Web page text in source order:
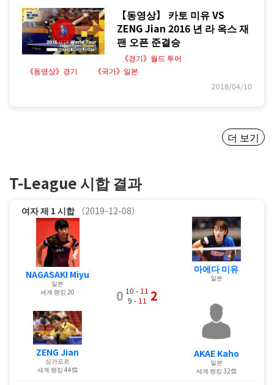
【동영상】 카토 미유 VS
ZENG Jian 2016 년 라 옥스 재
팬 오픈 준결승
《경기》월드 투어
《동영상》경기
《국가》일본
2018/04/10
더 보기
T-League 시합 결과
여자제 1 시합 （2019-12-08）
NAGASAKI Miyu
일본
세계 랭킹 20
ZENG Jian
싱가포르
세계 랭킹 44位
0 10 - 11
9 - 11 2
마에다 미유
일본
AKAE Kaho
일본
세계 랭킹 32位